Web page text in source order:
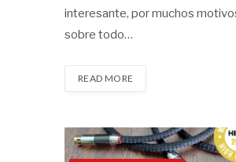
interesante, por muchos
sobre todo…
READ MORE